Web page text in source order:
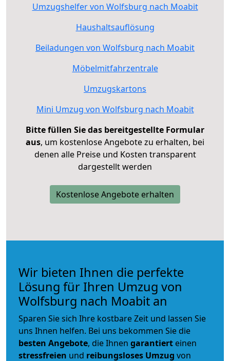
Umzugshelfer von Wolfsburg nach Moabit
Haushaltsauflösung
Beiladungen von Wolfsburg nach Moabit
Möbelmitfahrzentrale
Umzugskartons
Mini Umzug von Wolfsburg nach Moabit
Bitte füllen Sie das bereitgestellte Formular
aus, um kostenlose Angebote zu erhalten, bei
denen alle Preise und Kosten transparent
dargestellt werden
Kostenlose Angebote erhalten
Wir bieten Ihnen die perfekte
Lösung für Ihren Umzug von
Wolfsburg nach Moabit an
Sparen Sie sich Ihre kostbare Zeit und lassen Sie
uns Ihnen helfen. Bei uns bekommen Sie die
besten Angebote, die Ihnen garantiert einen
stressfreien und reibungsloses Umzug von